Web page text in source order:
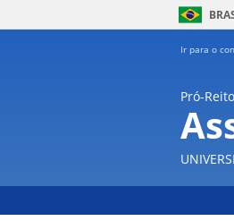
Ir para o
Pró-